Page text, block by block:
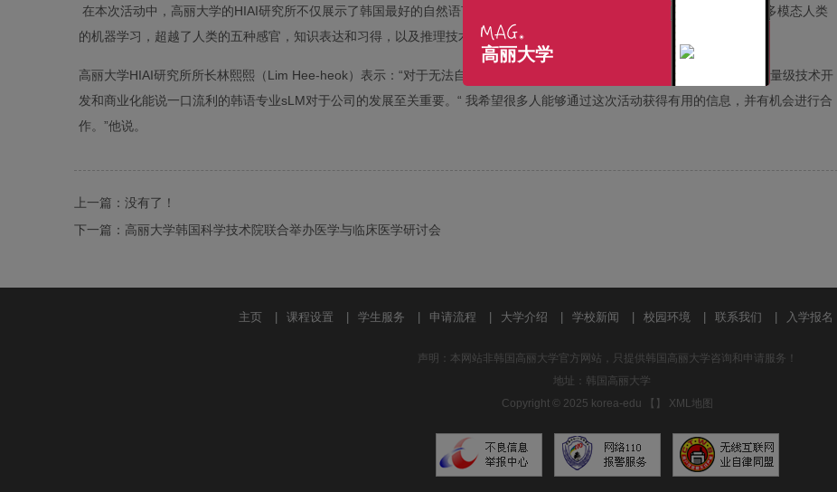
在本次活动中，高丽大学的HIAI研究所不仅展示了韩国最好的自然语言处理技术，还展示了人工智能的原创技术，例如基于多模态人类
的机器学习，超越了人类的五种感官，知识表达和习得，以及推理技术 。
高丽大学HIAI研究所所长林熙熙（Lim Hee-heok）表示：“对于无法自行开发超大型LLM的公司来说，使用域名转移技术和轻量级技术开
发和商业化能说一口流利的韩语专业sLM对于公司的发展至关重要。“ 我希望很多人能够通过这次活动获得有用的信息，并有机会进行合
作。”他说。
上一篇：没有了！
下一篇： 高丽大学韩国科学技术院联合举办医学与临床医学研讨会
主页 课程设置 学生服务 申请流程 大学介绍 学校新闻 校园环境 联系我们 入学报名
声明：本网站非韩国高丽大学官方网站，只提供韩国高丽大学咨询和申请服务！
地址：韩国高丽大学
Copyright © 2025 korea-edu 【 】 XML地图
高丽大学